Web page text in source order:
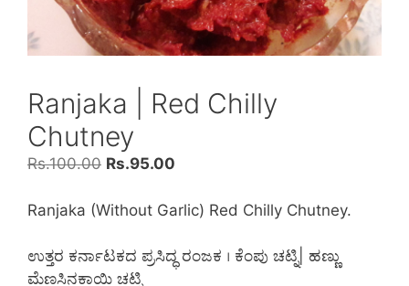
Ranjaka | Red Chilly
Chutney
Rs.100.00 Rs.95.00
Ranjaka (Without Garlic) Red Chilly Chutney.
ಉತ್ತರ ಕರ್ನಾಟಕದ ಪ್ರಸಿದ್ಧ ರಂಜಕ । ಕೆಂಪು ಚಟ್ನಿ| ಹಣ್ಣು
ಮೆಣಸಿನಕಾಯಿ ಚಟ್ನಿ